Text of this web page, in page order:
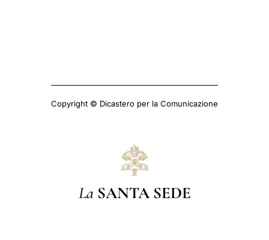
Copyright © Dicastero per la Comunicazione
La SANTA SEDE